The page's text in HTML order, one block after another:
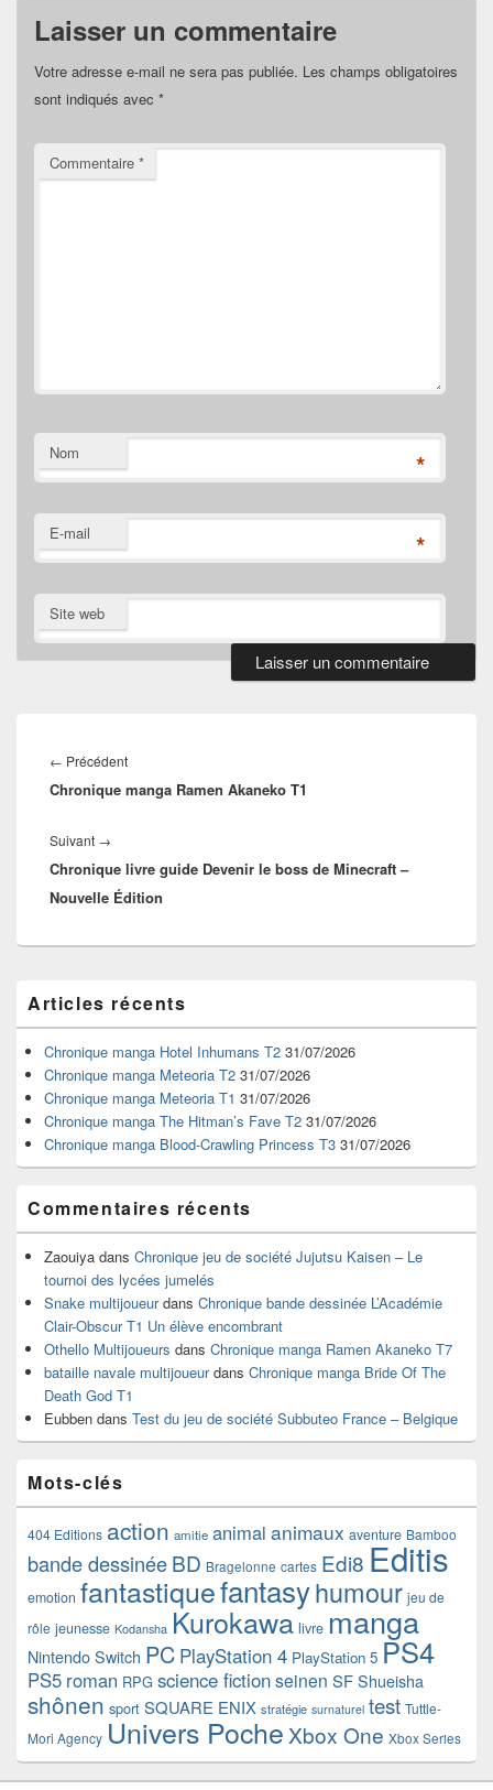
Laisser un commentaire
Votre adresse e-mail ne sera pas publiée. Les champs obligatoires
sont indiqués avec *
Commentaire *
Nom *
E-mail *
Site web
de
l’article
← PrécédentArticle
précédent :
Chronique manga Ramen Akaneko T1
Suivant →
suivant :
Chronique livre guide Devenir le boss de Minecraft –
Nouvelle Édition
principale
de
widget
pour
barre
latérale
Articles récents
Chronique manga Hotel Inhumans T2 31/07/2026
Chronique manga Meteoria T2 31/07/2026
Chronique manga Meteoria T1 31/07/2026
Chronique manga The Hitman’s Fave T2 31/07/2026
Chronique manga Blood-Crawling Princess T3 31/07/2026
Commentaires récents
Zaouiya dans Chronique jeu de société Jujutsu Kaisen – Le
tournoi des lycées jumelés
Snake multijoueurdans Chronique bande dessinée L’Académie
Clair-Obscur T1 Un élève encombrant
Othello Multijoueurs dans Chronique manga Ramen Akaneko T7
bataille navale multijoueurdans Chronique manga Bride Of The
Death God T1
Eubben dans Test du jeu de société Subbuteo France – Belgique
Mots-clés
404 Editions action amitie animal animaux aventure Bamboo
bande dessinéeBD Bragelonne cartes Edi8 Editis
emotion fantastiquefantasyhumour jeu de
rôle jeunesse Kodansha Kurokawa livre manga
Nintendo Switch PC PlayStation 4 PlayStation 5 PS4
PS5 roman RPG science fictionseinen SF Shueisha
shônen sport SQUARE ENIX stratégie surnaturel test Tuttle-
Mori Agency Univers Poche Xbox One Xbox Series